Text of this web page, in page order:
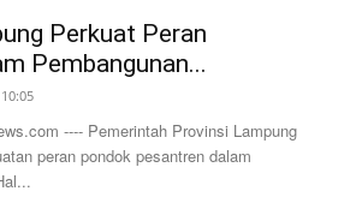
Perkuat Peran
Pembangunan...
---- Pemerintah Provinsi Lampung
peran pondok pesantren dalam